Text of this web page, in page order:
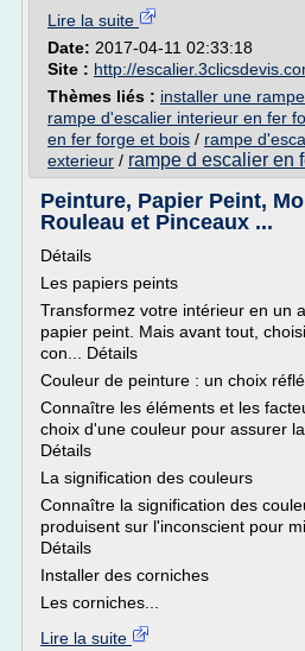
Lire la suite
Date: 2017-04-11 02:33:18
Site : http://
Thèmes liés : installer une
rampe d'escalier interieur en fer
en fer forge et bois / rampe
exterieur / rampe d escalier en
Peinture, Papier Peint,
Rouleau et Pinceaux ...
Détails
Les papiers peints
Transformez votre intérieur en un
papier peint. Mais avant tout,
con... Détails
Couleur de peinture : un choix
Connaître les éléments et les
choix d'une couleur pour assurer
Détails
La signification des couleurs
Connaître la signification des
produisent sur l'inconscient pour
Détails
Installer des corniches
Les corniches...
Lire la suite